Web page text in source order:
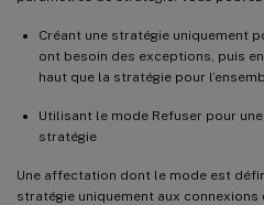
Créant une stratégie uniquement
ont besoin des exceptions, puis
haut que la stratégie pour
Utilisant le mode Refuser pour
stratégie
Une affectation dont le mode est
stratégie uniquement aux